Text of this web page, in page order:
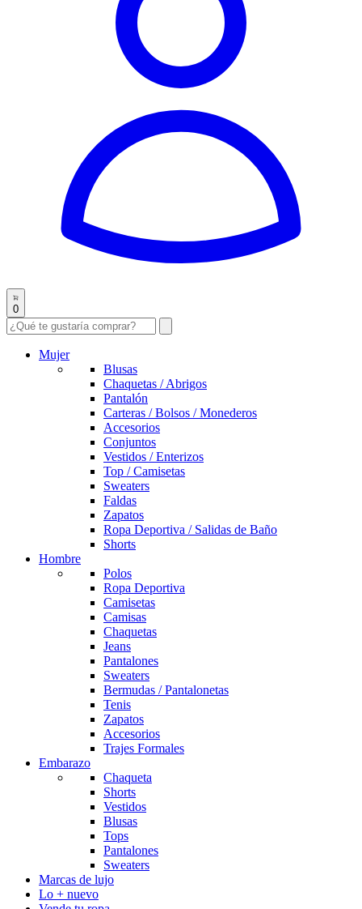
0
Mujer
Blusas
Chaquetas / Abrigos
Pantalón
Carteras / Bolsos / Monederos
Accesorios
Conjuntos
Vestidos / Enterizos
Top / Camisetas
Sweaters
Faldas
Zapatos
Ropa Deportiva / Salidas de Baño
Shorts
Hombre
Polos
Ropa Deportiva
Camisetas
Camisas
Chaquetas
Jeans
Pantalones
Sweaters
Bermudas / Pantalonetas
Tenis
Zapatos
Accesorios
Trajes Formales
Embarazo
Chaqueta
Shorts
Vestidos
Blusas
Tops
Pantalones
Sweaters
Marcas de lujo
Lo + nuevo